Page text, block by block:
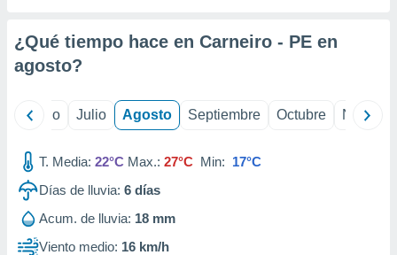
e
de
¿Qué tiempo hace en Carneiro - PE en
agosto?
Junio Julio Agosto Septiembre Octubre
T. Media: 22°C Max.: 27°C Min: 17°C
Días de lluvia: 6 días
Acum. de lluvia: 18 mm
Viento medio: 16 km/h